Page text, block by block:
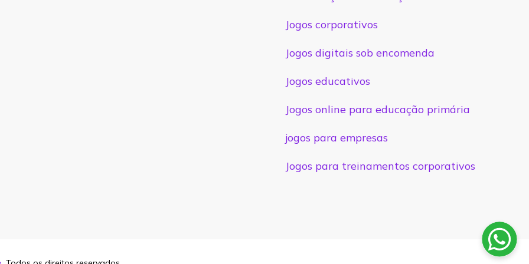
Jogos corporativos
Jogos digitais sob encomenda
Jogos educativos
Jogos online para educação primária
jogos para empresas
Jogos para treinamentos corporativos